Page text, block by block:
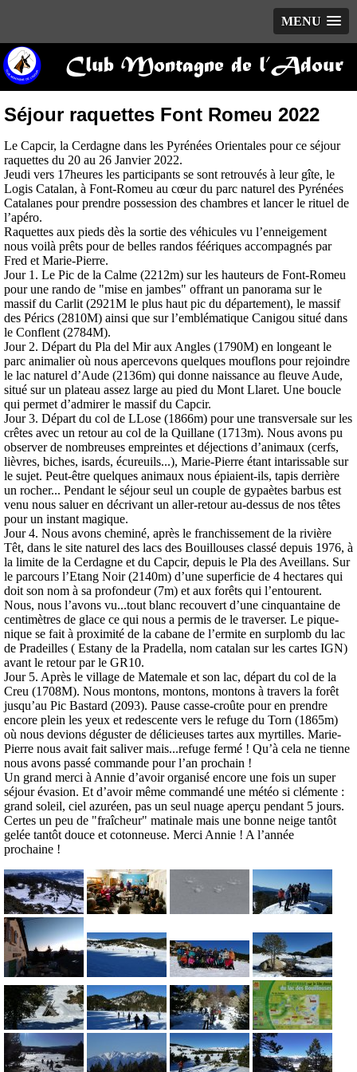
MENU
Club Montagne de l’Adour
Séjour raquettes Font Romeu 2022
Le Capcir, la Cerdagne dans les Pyrénées Orientales pour ce séjour
raquettes du 20 au 26 Janvier 2022.
Jeudi vers 17heures les participants se sont retrouvés à leur gîte, le
Logis Catalan, à Font-Romeu au cœur du parc naturel des Pyrénées
Catalanes pour prendre possession des chambres et lancer le rituel de
l’apéro.
Raquettes aux pieds dès la sortie des véhicules vu l’enneigement
nous voilà prêts pour de belles randos féériques accompagnés par
Fred et Marie-Pierre.
Jour 1. Le Pic de la Calme (2212m) sur les hauteurs de Font-Romeu
pour une rando de "mise en jambes" offrant un panorama sur le
massif du Carlit (2921M le plus haut pic du département), le massif
des Pérics (2810M) ainsi que sur l’emblématique Canigou situé dans
le Conflent (2784M).
Jour 2. Départ du Pla del Mir aux Angles (1790M) en longeant le
parc animalier où nous apercevons quelques mouflons pour rejoindre
le lac naturel d’Aude (2136m) qui donne naissance au fleuve Aude,
situé sur un plateau assez large au pied du Mont Llaret. Une boucle
qui permet d’admirer le massif du Capcir.
Jour 3. Départ du col de LLose (1866m) pour une transversale sur les
crêtes avec un retour au col de la Quillane (1713m). Nous avons pu
observer de nombreuses empreintes et déjections d’animaux (cerfs,
lièvres, biches, isards, écureuils...), Marie-Pierre étant intarissable sur
le sujet. Peut-être quelques animaux nous épiaient-ils, tapis derrière
un rocher... Pendant le séjour seul un couple de gypaètes barbus est
venu nous saluer en décrivant un aller-retour au-dessus de nos têtes
pour un instant magique.
Jour 4. Nous avons cheminé, après le franchissement de la rivière
Têt, dans le site naturel des lacs des Bouillouses classé depuis 1976, à
la limite de la Cerdagne et du Capcir, depuis le Pla des Aveillans. Sur
le parcours l’Etang Noir (2140m) d’une superficie de 4 hectares qui
doit son nom à sa profondeur (7m) et aux forêts qui l’entourent.
Nous, nous l’avons vu...tout blanc recouvert d’une cinquantaine de
centimètres de glace ce qui nous a permis de le traverser. Le pique-
nique se fait à proximité de la cabane de l’ermite en surplomb du lac
de Pradeilles ( Estany de la Pradella, nom catalan sur les cartes IGN)
avant le retour par le GR10.
Jour 5. Après le village de Matemale et son lac, départ du col de la
Creu (1708M). Nous montons, montons, montons à travers la forêt
jusqu’au Pic Bastard (2093). Pause casse-croûte pour en prendre
encore plein les yeux et redescente vers le refuge du Torn (1865m)
où nous devions déguster de délicieuses tartes aux myrtilles. Marie-
Pierre nous avait fait saliver mais...refuge fermé ! Qu’à cela ne tienne
nous avons passé commande pour l’an prochain !
Un grand merci à Annie d’avoir organisé encore une fois un super
séjour évasion. Et d’avoir même commandé une météo si clémente :
grand soleil, ciel azuréen, pas un seul nuage aperçu pendant 5 jours.
Certes un peu de "fraîcheur" matinale mais une bonne neige tantôt
gelée tantôt douce et cotonneuse. Merci Annie ! A l’année
prochaine !